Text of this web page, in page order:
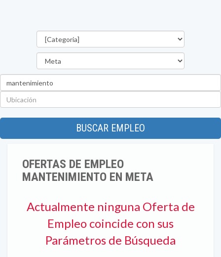
BUSCAR EMPLEO
OFERTAS DE EMPLEO
MANTENIMIENTO EN META
Actualmente ninguna Oferta de
Empleo coincide con sus
Parámetros de Búsqueda